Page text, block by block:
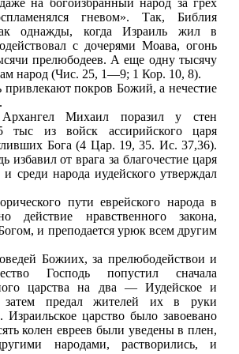
гневом». Так, Библия
однажды, когда Израиль жил в
с дочерями Моава, огонь
прелюбодеев. А еще одну тысячу
народ (Чис. 25, 1—9; 1 Кор. 10, 8).
привлекают покров Божий, а нечестие
Михаил поразил у стен
тыс из войск ассирийского царя
Бога (4 Цар. 19, 35. Ис. 37,36).
от врага за благочестие царя
среди народа иудейского утверждал
пути еврейского народа в
действие нравственного закона,
и преподается урюк всем другим
Божиих, за прелюбодействои и
Господь попустил сначала
царства на два — Иудейское и
затем предал жителей их в руки
Израильское царство было завоевано
колен евреев были уведены в плен,
народами, растворились, и